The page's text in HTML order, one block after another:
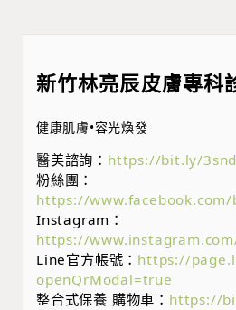
新竹林亮辰皮膚專科
健康肌膚•容光煥發
醫美諮詢： https://bit.ly/
粉絲團：
https://
Instagram：
https://
Line官方帳號： https://
openQrModal=true
整合式保養 購物車： https://